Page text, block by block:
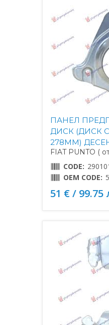
ПАНЕЛ
ДИСК (ДИСК
278MM)
FIAT PUNTO (
CODE:
OEM CODE:
51 € / 99.75